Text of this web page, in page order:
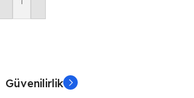
Sepete Ekle
Güvenilirlik